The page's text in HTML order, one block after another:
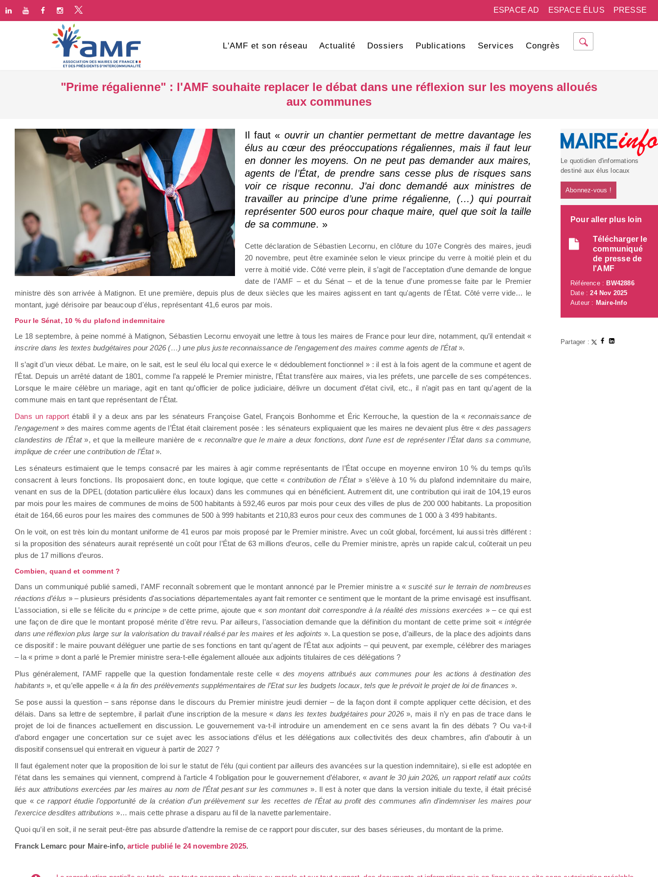
PRESSE
ESPACE ÉLUS
ESPACE AD
L'AMF et son réseau Actualité Dossiers Publications Services Congrès
"Prime régalienne" : l'AMF souhaite replacer le débat dans une réflexion sur les moyens alloués
aux communes
Il faut « ouvrir un chantier permettant de mettre davantage les
élus au cœur des préoccupations régaliennes, mais il faut leur
en donner les moyens. On ne peut pas demander aux maires,
agents de l’État, de prendre sans cesse plus de risques sans
voir ce risque reconnu. J’ai donc demandé aux ministres de
travailler au principe d’une prime régalienne, (…) qui pourrait
représenter 500 euros pour chaque maire, quel que soit la taille
de sa commune. »
Cette déclaration de Sébastien Lecornu, en clôture du 107e Congrès des maires, jeudi
20 novembre, peut être examinée selon le vieux principe du verre à moitié plein et du
verre à moitié vide. Côté verre plein, il s’agit de l’acceptation d’une demande de longue
date de l’AMF – et du Sénat – et de la tenue d’une promesse faite par le Premier
ministre dès son arrivée à Matignon. Et une première, depuis plus de deux siècles que les maires agissent en tant qu'agents de l'État. Côté verre vide… le
montant, jugé dérisoire par beaucoup d'élus, représentant 41,6 euros par mois.
Pour le Sénat, 10 % du plafond indemnitaire
Le 18 septembre, à peine nommé à Matignon, Sébastien Lecornu envoyait une lettre à tous les maires de France pour leur dire, notamment, qu’il entendait «
inscrire dans les textes budgétaires pour 2026 (…) une plus juste reconnaissance de l’engagement des maires comme agents de l’État».
Il s’agit d’un vieux débat. Le maire, on le sait, est le seul élu local qui exerce le « dédoublement fonctionnel » : il est à la fois agent de la commune et agent de
l’État. Depuis un arrêté datant de 1801, comme l’a rappelé le Premier ministre, l’État transfère aux maires, via les préfets, une parcelle de ses compétences.
Lorsque le maire célèbre un mariage, agit en tant qu’officier de police judiciaire, délivre un document d’état civil, etc., il n’agit pas en tant qu’agent de la
commune mais en tant que représentant de l’État.
Dans un rapport établi il y a deux ans par les sénateurs Françoise Gatel, François Bonhomme et Éric Kerrouche, la question de la « reconnaissance de
l’engagement» des maires comme agents de l’État était clairement posée : les sénateurs expliquaient que les maires ne devaient plus être « des passagers
clandestins de l’État», et que la meilleure manière de «reconnaître que le maire a deux fonctions, dont l’une est de représenter l’État dans sa commune,
implique de créer une contribution de l’État».
Les sénateurs estimaient que le temps consacré par les maires à agir comme représentants de l’État occupe en moyenne environ 10 % du temps qu’ils
consacrent à leurs fonctions. Ils proposaient donc, en toute logique, que cette «contribution de l’État» s’élève à 10 % du plafond indemnitaire du maire,
venant en sus de la DPEL (dotation particulière élus locaux) dans les communes qui en bénéficient. Autrement dit, une contribution qui irait de 104,19 euros
par mois pour les maires de communes de moins de 500 habitants à 592,46 euros par mois pour ceux des villes de plus de 200 000 habitants. La proposition
était de 164,66 euros pour les maires des communes de 500 à 999 habitants et 210,83 euros pour ceux des communes de 1 000 à 3 499 habitants.
On le voit, on est très loin du montant uniforme de 41 euros par mois proposé par le Premier ministre. Avec un coût global, forcément, lui aussi très différent :
si la proposition des sénateurs aurait représenté un coût pour l’État de 63 millions d’euros, celle du Premier ministre, après un rapide calcul, coûterait un peu
plus de 17 millions d’euros.
Combien, quand et comment ?
Dans un communiqué publié samedi, l’AMF reconnaît sobrement que le montant annoncé par le Premier ministre a « suscité sur le terrain de nombreuses
réactions d’élus » – plusieurs présidents d'associations départementales ayant fait remonter ce sentiment que le montant de la prime envisagé est insuffisant.
L’association, si elle se félicite du «principe» de cette prime, ajoute que « son montant doit correspondre à la réalité des missions exercées » – ce qui est
une façon de dire que le montant proposé mérite d'être revu. Par ailleurs, l’association demande que la définition du montant de cette prime soit «intégrée
dans une réflexion plus large sur la valorisation du travail réalisé par les maires et les adjoints ». La question se pose, d’ailleurs, de la place des adjoints dans
ce dispositif : le maire pouvant déléguer une partie de ses fonctions en tant qu’agent de l’État aux adjoints – qui peuvent, par exemple, célébrer des mariages
– la « prime » dont a parlé le Premier ministre sera-t-elle également allouée aux adjoints titulaires de ces délégations ?
Plus généralement, l’AMF rappelle que la question fondamentale reste celle « des moyens attribués aux communes pour les actions à destination des
habitants », et qu’elle appelle « à la fin des prélèvements supplémentaires de l’Etat sur les budgets locaux, tels que le prévoit le projet de loi de finances ».
Se pose aussi la question – sans réponse dans le discours du Premier ministre jeudi dernier – de la façon dont il compte appliquer cette décision, et des
délais. Dans sa lettre de septembre, il parlait d’une inscription de la mesure « dans les textes budgétaires pour 2026», mais il n’y en pas de trace dans le
projet de loi de finances actuellement en discussion. Le gouvernement va-t-il introduire un amendement en ce sens avant la fin des débats ? Ou va-t-il
d’abord engager une concertation sur ce sujet avec les associations d’élus et les délégations aux collectivités des deux chambres, afin d’aboutir à un
dispositif consensuel qui entrerait en vigueur à partir de 2027 ?
Il faut également noter que la proposition de loi sur le statut de l’élu (qui contient par ailleurs des avancées sur la question indemnitaire), si elle est adoptée en
l’état dans les semaines qui viennent, comprend à l’article 4 l’obligation pour le gouvernement d’élaborer, «avant le 30 juin 2026, un rapport relatif aux coûts
liés aux attributions exercées par les maires au nom de l’État pesant sur les communes ». Il est à noter que dans la version initiale du texte, il était précisé
que «ce rapport étudie l’opportunité de la création d’un prélèvement sur les recettes de l’État au profit des communes afin d’indemniser les maires pour
l’exercice desdites attributions »… mais cette phrase a disparu au fil de la navette parlementaire.
Quoi qu’il en soit, il ne serait peut-être pas absurde d’attendre la remise de ce rapport pour discuter, sur des bases sérieuses, du montant de la prime.
Franck Lemarc pour Maire-info,article publié le 24 novembre 2025.
Le quotidien d'informations
destiné aux élus locaux
Abonnez-vous !
Pour aller plus loin
Télécharger le
communiqué
de presse de
l'AMF
Référence : BW42886
Date :24 Nov 2025
Auteur : Maire-Info
Partager :